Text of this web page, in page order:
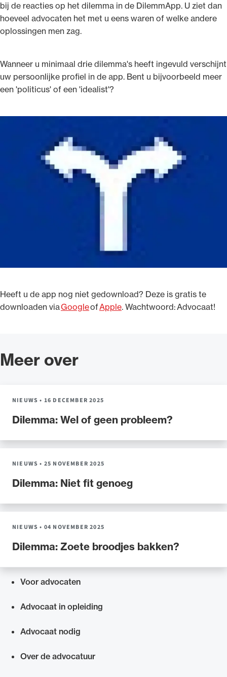
bij de reacties op het dilemma in de DilemmApp. U ziet dan
hoeveel advocaten het met u eens waren of welke andere
oplossingen men zag.
Wanneer u minimaal drie dilemma's heeft ingevuld verschijnt
uw persoonlijke profiel in de app. Bent u bijvoorbeeld meer
een 'politicus' of een 'idealist'?
Heeft u de app nog niet gedownload? Deze is gratis te
downloaden viaGoogleofApple. Wachtwoord: Advocaat!
Meer over
Dilemma: Wel of geen probleem?
NIEUWS• 16 DECEMBER 2025
Dilemma: Niet fit genoeg
NIEUWS• 25 NOVEMBER 2025
Dilemma: Zoete broodjes bakken?
NIEUWS• 04 NOVEMBER 2025
Voor advocaten
Advocaat in opleiding
Advocaat nodig
Over de advocatuur